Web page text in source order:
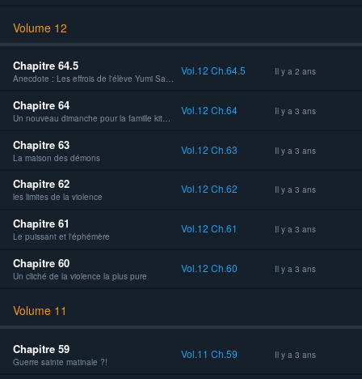
Volume 12
Chapitre 64.5
Anecdote : Les effrois de l'élève Yumi Saeki - Partie 2
Vol.12 Ch.64.5 Il y a 2 ans
Chapitre 64 Vol.12 Ch.64 Il y a 3 ans
Chapitre 63
La maison des démons
Vol.12 Ch.63 Il y a 3 ans
Chapitre 62
les limites de la violence
Vol.12 Ch.62 Il y a 3 ans
Chapitre 61
Le puissant et l'éphémère
Vol.12 Ch.61 Il y a 3 ans
Chapitre 60
Un cliché de la violence la plus pure
Vol.12 Ch.60 Il y a 3 ans
Volume 11
Chapitre 59
Guerre sainte matinale ?!
Vol.11 Ch.59 Il y a 3 ans